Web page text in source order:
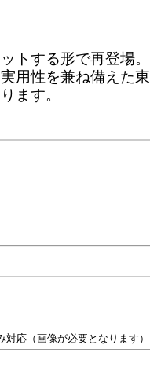
トする形で再登場
用性を兼ね備えた
ます。
応（画像が必要となります）